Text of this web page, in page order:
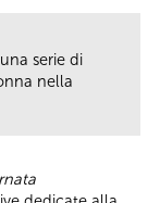
serie di
nella